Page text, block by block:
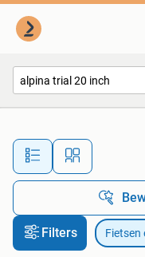
Filters Fietsen